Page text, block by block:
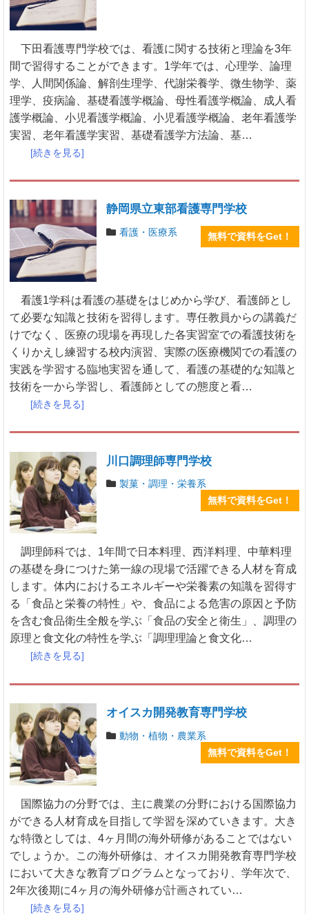
下田看護専門学校では、看護に関する技術と理論を3年
間で習得することができます。1学年では、心理学、論理
学、人間関係論、解剖生理学、代謝栄養学、微生物学、薬
理学、疫病論、基礎看護学概論、母性看護学概論、成人看
護学概論、小児看護学概論、小児看護学概論、老年看護学
実習、老年看護学実習、基礎看護学方法論、基…
[続きを見る]
静岡県立東部看護専門学校
看護・医療系 無料で資料をGet！
看護1学科は看護の基礎をはじめから学び、看護師とし
て必要な知識と技術を習得します。専任教員からの講義だ
けでなく、医療の現場を再現した各実習室での看護技術を
くりかえし練習する校内演習、実際の医療機関での看護の
実践を学習する臨地実習を通して、看護の基礎的な知識と
技術を一から学習し、看護師としての態度と看…
[続きを見る]
川口調理師専門学校
製菓・調理・栄養系
無料で資料をGet！
調理師科では、1年間で日本料理、西洋料理、中華料理
の基礎を身につけた第一線の現場で活躍できる人材を育成
します。体内におけるエネルギーや栄養素の知識を習得す
る「食品と栄養の特性」や、食品による危害の原因と予防
を含む食品衛生全般を学ぶ「食品の安全と衛生」、調理の
原理と食文化の特性を学ぶ「調理理論と食文化…
[続きを見る]
オイスカ開発教育専門学校
動物・植物・農業系
無料で資料をGet！
国際協力の分野では、主に農業の分野における国際協力
ができる人材育成を目指して学習を深めていきます。大き
な特徴としては、4ヶ月間の海外研修があることではない
でしょうか。この海外研修は、オイスカ開発教育専門学校
において大きな教育プログラムとなっており、学年次で、
2年次後期に4ヶ月の海外研修が計画されてい…
[続きを見る]